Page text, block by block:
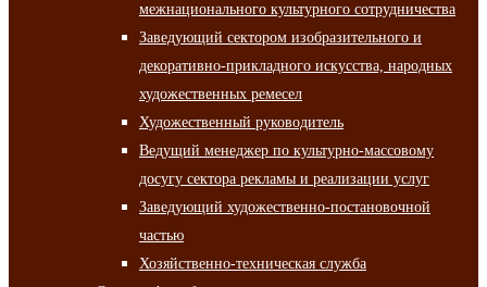
межнационального культурного сотрудничества
Заведующий сектором изобразительного и
декоративно-прикладного искусства, народных
художественных ремесел
Художественный руководитель
Ведущий менеджер по культурно-массовому
досугу сектора рекламы и реализации услуг
Заведующий художественно-постановочной
частью
Хозяйственно-техническая служба